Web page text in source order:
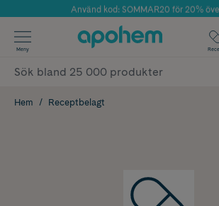
Årets Butik 2025 inom Skönhet
Använd kod: SOMMAR20 för 20%
✓ Fri frakt
✓ Poäng på alla köp*
Meny
Hem Receptbelagt